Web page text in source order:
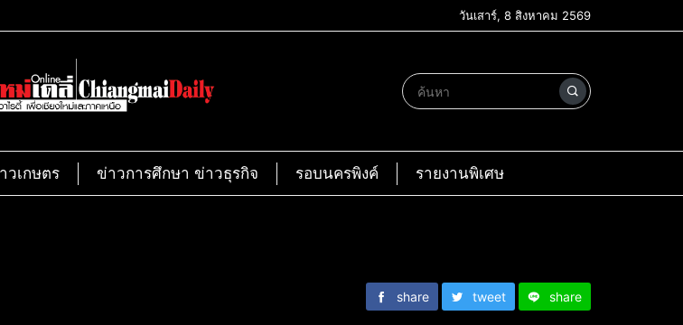
วันเสาร์, 8 สิงหาคม 2569
วเกษตร ข่าวการศึกษา ข่าวธุรกิจ รอบนครพิงค์ รายงานพิเศษ
share tweet share